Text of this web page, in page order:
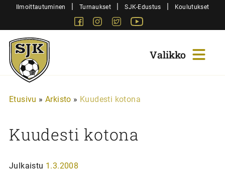
SiirryIlmoittautuminen | Turnaukset | SJK-Edustus | Koulutukset
FacebookInstagram
Twitter
Sjk-
Juniorit
Etusivu » Arkisto » Kuudesti kotona
Kuudesti kotona
Julkaistu 1.3.2008